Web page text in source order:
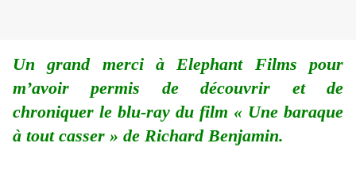
Un grand merci à Elephant Films pour
m’avoir permis de découvrir et de
chroniquer le blu-ray du film « Une baraque
à tout casser » de Richard Benjamin.